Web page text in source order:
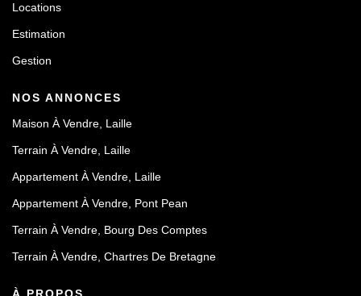
Locations
Estimation
Gestion
NOS ANNONCES
Maison À Vendre, Laille
Terrain À Vendre, Laille
Appartement À Vendre, Laille
Appartement À Vendre, Pont Pean
Terrain À Vendre, Bourg Des Comptes
Terrain À Vendre, Chartres De Bretagne